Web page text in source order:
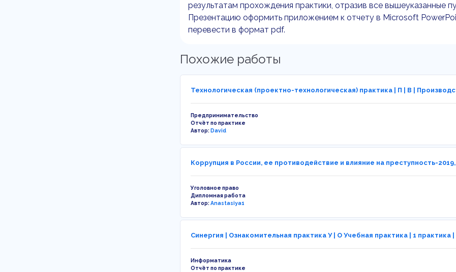
результатам прохождения практики, отразив все вышеуказанные
Презентацию оформить приложением к отчету в Microsoft
перевести в формат pdf.
Похожие работы
Технологическая (проектно-технологическая) практика | П | В |
Предпринимательство
Отчёт по практике
Автор:David
Коррупция в России, ее противодействие и влияние на преступность-
Уголовное право
Дипломная работа
Автор:Anastasiya1
Синергия | Ознакомительная практика У | О Учебная практика | 1 практика |
Информатика
Отчёт по практике